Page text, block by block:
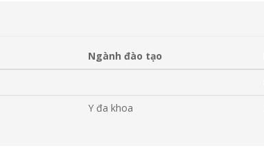
Ngành đào tạo
Y đa khoa